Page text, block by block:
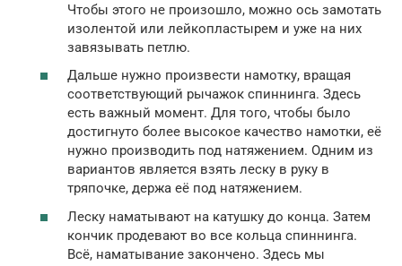
Чтобы этого не произошло, можно ось замотать
изолентой или лейкопластырем и уже на них
завязывать петлю.
Дальше нужно произвести намотку, вращая
соответствующий рычажок спиннинга. Здесь
есть важный момент. Для того, чтобы было
достигнуто более высокое качество намотки, её
нужно производить под натяжением. Одним из
вариантов является взять леску в руку в
тряпочке, держа её под натяжением.
Леску наматывают на катушку до конца. Затем
кончик продевают во все кольца спиннинга.
Всё, наматывание закончено. Здесь мы